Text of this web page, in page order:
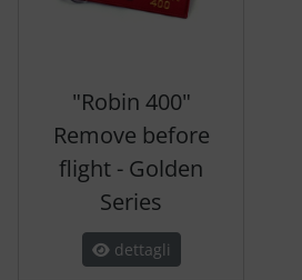
"Robin 400"
Remove before
flight - Golden
Series
dettagli